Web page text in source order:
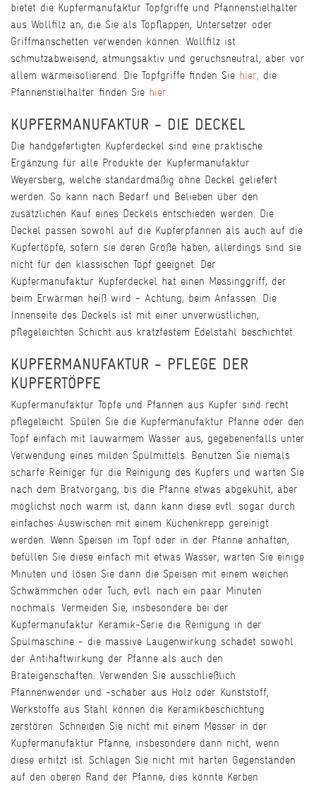
bietet die Kupfermanufaktur Topfgriffe und Pfannenstielhalter
aus Wollfilz an, die Sie als Topflappen, Untersetzer oder
Griffmanschetten verwenden können. Wollfilz ist
schmutzabweisend, atmungsaktiv und geruchsneutral, aber vor
allem wärmeisolierend. Die Topfgriffe finden Sie hier, die
Pfannenstielhalter finden Sie hier.
KUPFERMANUFAKTUR - DIE DECKEL
Die handgefertigten Kupferdeckel sind eine praktische
Ergänzung für alle Produkte der Kupfermanufaktur
Weyersberg, welche standardmäßig ohne Deckel geliefert
werden. So kann nach Bedarf und Belieben über den
zusätzlichen Kauf eines Deckels entschieden werden. Die
Deckel passen sowohl auf die Kupferpfannen als auch auf die
Kupfertöpfe, sofern sie deren Größe haben, allerdings sind sie
nicht für den klassischen Topf geeignet. Der
Kupfermanufaktur Kupferdeckel hat einen Messinggriff, der
beim Erwärmen heiß wird - Achtung, beim Anfassen. Die
Innenseite des Deckels ist mit einer unverwüstlichen,
pflegeleichten Schicht aus kratzfestem Edelstahl beschichtet.
KUPFERMANUFAKTUR - PFLEGE DER
KUPFERTÖPFE
Kupfermanufaktur Töpfe und Pfannen aus Kupfer sind recht
pflegeleicht. Spülen Sie die Kupfermanufaktur Pfanne oder den
Topf einfach mit lauwarmem Wasser aus, gegebenenfalls unter
Verwendung eines milden Spülmittels. Benutzen Sie niemals
scharfe Reiniger für die Reinigung des Kupfers und warten Sie
nach dem Bratvorgang, bis die Pfanne etwas abgekühlt, aber
möglichst noch warm ist, dann kann diese evtl. sogar durch
einfaches Auswischen mit einem Küchenkrepp gereinigt
werden. Wenn Speisen im Topf oder in der Pfanne anhaften,
befüllen Sie diese einfach mit etwas Wasser, warten Sie einige
Minuten und lösen Sie dann die Speisen mit einem weichen
Schwämmchen oder Tuch, evtl. nach ein paar Minuten
nochmals. Vermeiden Sie, insbesondere bei der
Kupfermanufaktur Keramik-Serie die Reinigung in der
Spülmaschine - die massive Laugenwirkung schadet sowohl
der Antihaftwirkung der Pfanne als auch den
Brateigenschaften. Verwenden Sie ausschließlich
Pfannenwender und -schaber aus Holz oder Kunststoff,
Werkstoffe aus Stahl können die Keramikbeschichtung
zerstören. Schneiden Sie nicht mit einem Messer in der
Kupfermanufaktur Pfanne, insbesondere dann nicht, wenn
diese erhitzt ist. Schlagen Sie nicht mit harten Gegenständen
auf den oberen Rand der Pfanne, dies könnte Kerben